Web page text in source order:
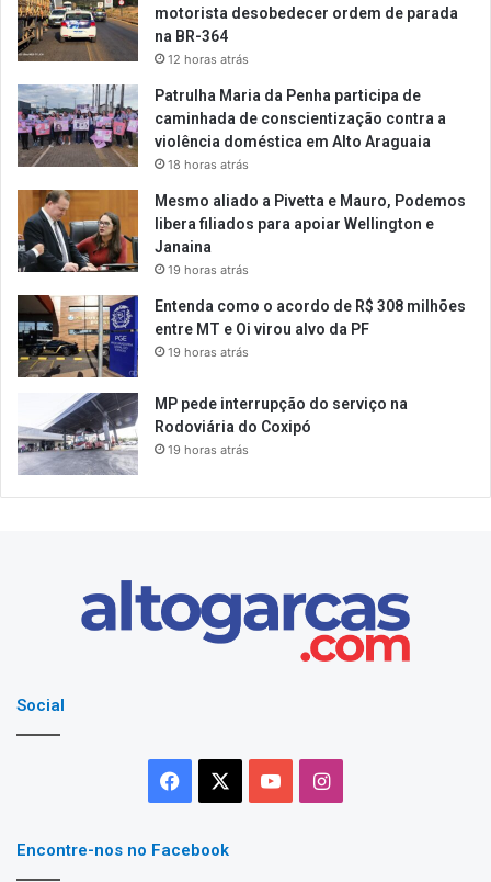
motorista desobedecer ordem de parada
na BR-364
12 horas atrás
Patrulha Maria da Penha participa de
caminhada de conscientização contra a
violência doméstica em Alto Araguaia
18 horas atrás
Mesmo aliado a Pivetta e Mauro, Podemos
libera filiados para apoiar Wellington e
Janaina
19 horas atrás
Entenda como o acordo de R$ 308 milhões
entre MT e Oi virou alvo da PF
19 horas atrás
MP pede interrupção do serviço na
Rodoviária do Coxipó
19 horas atrás
Social
Facebook YouTubeInstagram
Encontre-nos no Facebook